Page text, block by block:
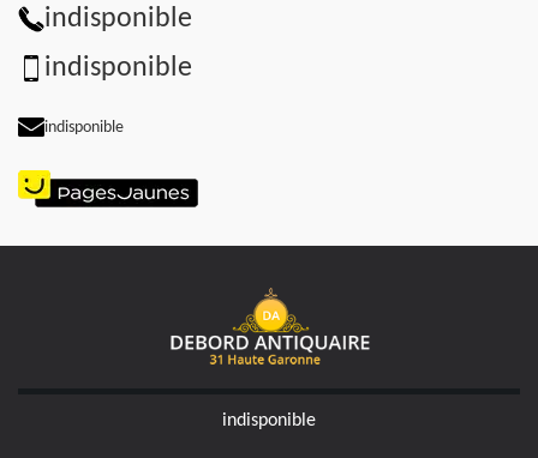
indisponible
indisponible
indisponible
indisponible